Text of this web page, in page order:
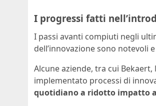
I progressi fatti
I passi avanti compiuti negli
dell’innovazione sono notevoli
Alcune aziende, tra cui
implementato processi di
quotidiano a ridotto impatto